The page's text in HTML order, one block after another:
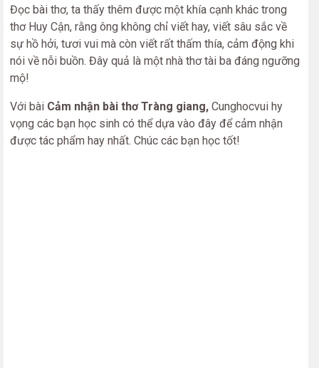
Đọc bài thơ, ta thấy thêm được một khía cạnh khác trong
thơ Huy Cận, rằng ông không chỉ viết hay, viết sâu sắc về
sự hồ hởi, tươi vui mà còn viết rất thấm thía, cảm động khi
nói về nỗi buồn. Đây quả là một nhà thơ tài ba đáng ngưỡng
mộ!
Với bài Cảm nhận bài thơ Tràng giang, Cunghocvui hy
vọng các bạn học sinh có thể dựa vào đây để cảm nhận
được tác phẩm hay nhất. Chúc các bạn học tốt!